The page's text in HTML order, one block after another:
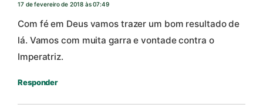
17 de fevereiro de 2018 às 07:49
Com fé em Deus vamos trazer um bom resultado de
lá. Vamos com muita garra e vontade contra o
Imperatriz.
Responder